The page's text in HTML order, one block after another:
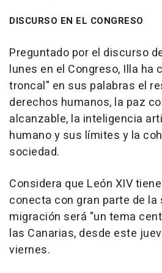
DISCURSO EN EL CONGRESO
Preguntado por el discurso
lunes en el Congreso, Illa ha
troncal" en sus palabras el
derechos humanos, la paz
alcanzable, la inteligencia
humano y sus límites y la
sociedad.
Considera que León XIV
conecta con gran parte de la
migración será "un tema
las Canarias, desde este
viernes.